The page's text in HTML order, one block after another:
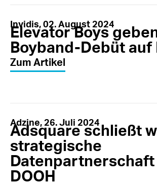
Invidis, 02. August 2024
Elevator Boys
Boyband-Debüt auf
Zum Artikel
Adzine, 26. Juli 2024
Adsquare schließt
strategische
DOOH